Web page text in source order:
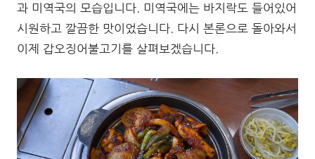
과 미역국의 모습입니다. 미역국에는 바지락도 들어있어
시원하고 깔끔한 맛이었습니다. 다시 본론으로 돌아와서
이제 갑오징어불고기를 살펴보겠습니다.